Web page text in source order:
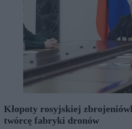
Kłopoty rosyjskiej
twórcę fabryki dronów